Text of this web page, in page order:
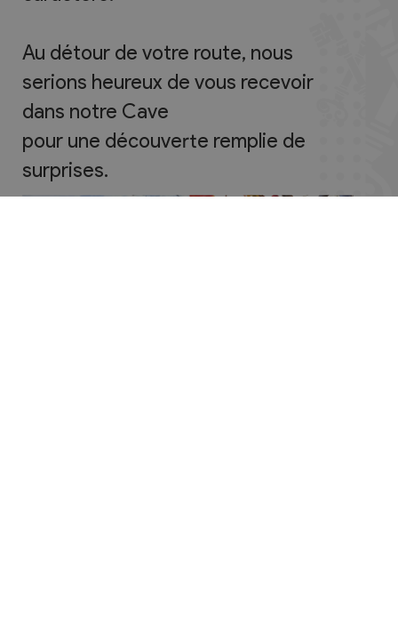
Au détour de votre route, nous
serions heureux de vous recevoir
dans notre Cave
pour une découverte remplie de
surprises.